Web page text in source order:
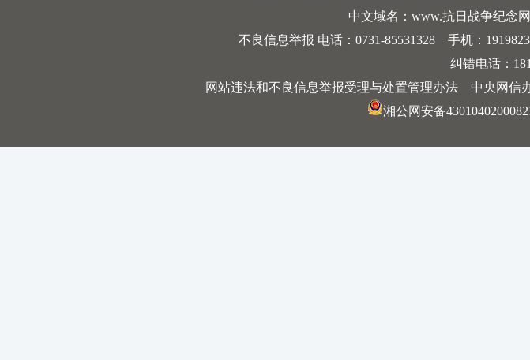
中文域名：www.抗日战争纪念
不良信息举报 电话：0731-85531328 手机：
纠错电话：
网站违法和不良信息举报受理与处置管理办法
中央网信
湘公网安备